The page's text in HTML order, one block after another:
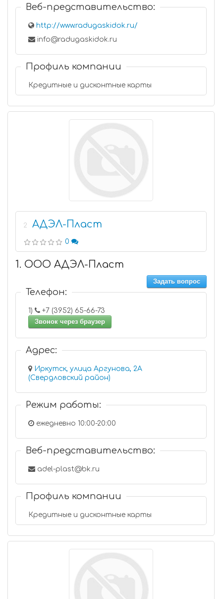
Веб-представительство:
http://www.radugaskidok.ru/
info@radugaskidok.ru
Профиль компании
Кредитные и дисконтные карты
2 АДЭЛ-Пласт
0
1. ООО АДЭЛ-Пласт
Задать вопрос
Телефон:
1)
+7 (3952) 65-66-73
Звонок через браузер
Адрес:
Иркутск, улица Аргунова, 2А
(Свердловский район)
Режим работы:
ежедневно 10:00-20:00
Веб-представительство:
adel-plast@bk.ru
Профиль компании
Кредитные и дисконтные карты